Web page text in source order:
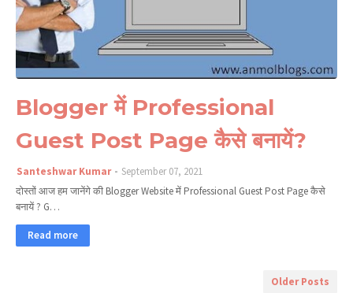
Blogger में Professional
Guest Post Page कैसे बनायें?
Santeshwar Kumar
September 07, 2021
दोस्तों आज हम जानेंगे की Blogger Website में Professional Guest Post Page कैसे
बनायें ? G…
Read more
Older Posts